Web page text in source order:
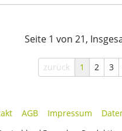
Seite 1 von 21,
zurück 1 2 3
AGB Impressum